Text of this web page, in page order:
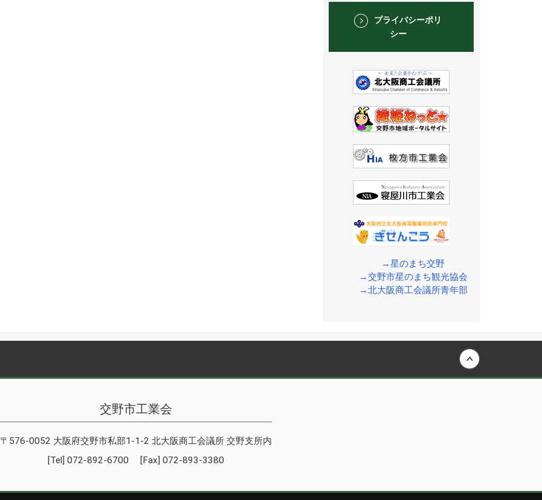
プライバシーポリ
シー
→星のまち交野
→交野市星のまち観光協会
→北大阪商工会議所青年部
交野市工業会
〒576-0052 大阪府交野市私部1-1-2 北大阪商工会議所 交野支所内
[Tel] 072-892-6700 [Fax] 072-893-3380